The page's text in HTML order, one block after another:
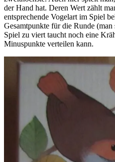
der Hand hat. Deren Wert zählt
entsprechende Vogelart im Spiel
Gesamtpunkte für die Runde
Spiel zu viert taucht noch eine
Minuspunkte verteilen kann.